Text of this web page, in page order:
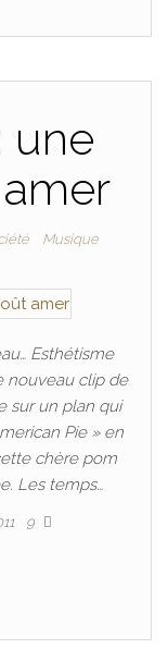
une
Musique
Esthétisme
nouveau clip de
sur un plan qui
Pie » en
chère pom
Les temps…
9